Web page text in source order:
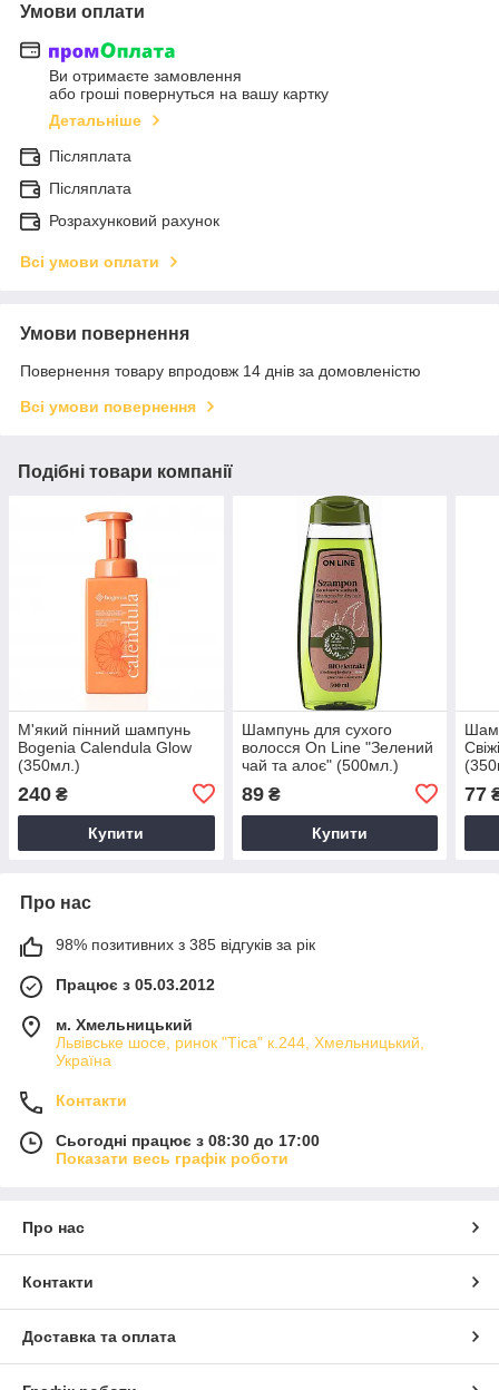
Умови оплати
Ви отримаєте замовлення
або гроші повернуться на вашу картку
Детальніше
Післяплата
Післяплата
Розрахунковий рахунок
Всі умови оплати
Умови повернення
Повернення товару впродовж 14 днів за домовленістю
Всі умови повернення
Подібні товари компанії
М'який пінний шампунь
Bogenia Calendula Glow
(350мл.)
240 ₴
Купити
Шампунь для сухого
волосся On Line "Зелений
чай та алоє" (500мл.)
89₴
Купити
77
Про нас
98% позитивних з 385 відгуків за рік
Працює з 05.03.2012
м. Хмельницький
Львівське шосе, ринок "Тіса" к.244, Хмельницький,
Україна
Контакти
Сьогодні працює з 08:30 до 17:00
Показати весь графік роботи
Про нас
Контакти
Доставка та оплата